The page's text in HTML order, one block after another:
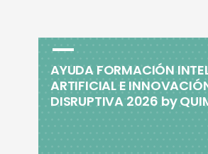
AYUDA FORMACIÓN
ARTIFICIAL E
DISRUPTIVA 2026 by